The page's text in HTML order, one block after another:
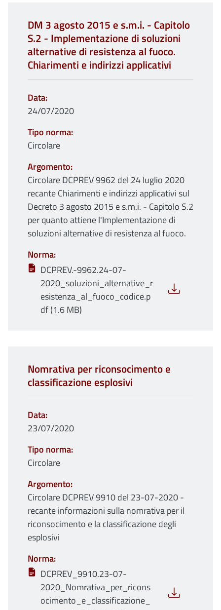
DM 3 agosto 2015 e s.m.i. - Capitolo
S.2 - Implementazione di soluzioni
alternative di resistenza al fuoco.
Chiarimenti e indirizzi applicativi
Data
24/07/2020
Tipo norma
Circolare
Argomento
Circolare DCPREV 9962 del 24 luglio 2020
recante Chiarimenti e indirizzi applicativi sul
Decreto 3 agosto 2015 e s.m.i. - Capitolo S.2
per quanto attiene l'Implementazione di
soluzioni alternative di resistenza al fuoco.
Norma
DCPREV.-9962.24-07-
2020_soluzioni_alternative_r
esistenza_al_fuoco_codice.p
df (1.6 MB)
Nomrativa per riconsocimento e
classificazione esplosivi
Data
23/07/2020
Tipo norma
Circolare
Argomento
Circolare DCPREV 9910 del 23-07-2020 -
recante informazioni sulla nomrativa per il
riconsocimento e la classificazione degli
esplosivi
Norma
DCPREV_9910.23-07-
2020_Nomrativa_per_ricons
ocimento_e_classificazione_